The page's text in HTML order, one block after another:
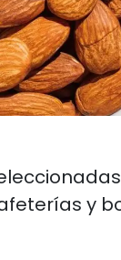
y